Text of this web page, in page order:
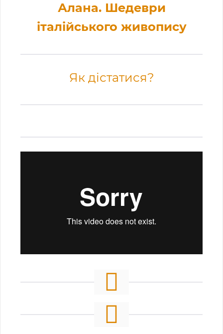
Алана. Шедеври
італійського живопису
Як дістатися?